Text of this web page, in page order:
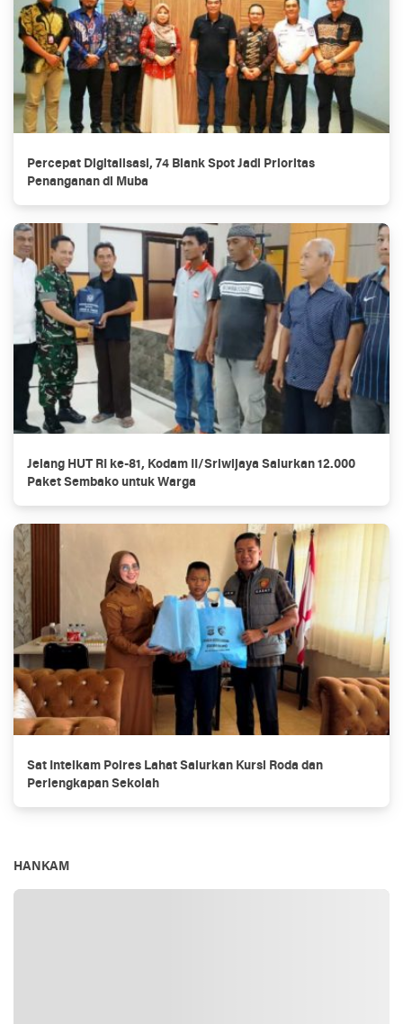
Percepat Digitalisasi, 74 Blank Spot Jadi Prioritas
Penanganan di Muba
Jelang HUT RI ke-81, Kodam II/Sriwijaya Salurkan 12.000
Paket Sembako untuk Warga
Sat Intelkam Polres Lahat Salurkan Kursi Roda dan
Perlengkapan Sekolah
HANKAM